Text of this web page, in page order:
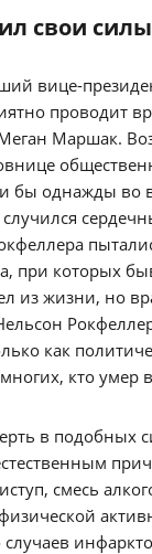
свои силы
вице-
проводит
Маршак.
бы однажды во
при которых
из жизни, но
как
кто умер
в подобных
смесь